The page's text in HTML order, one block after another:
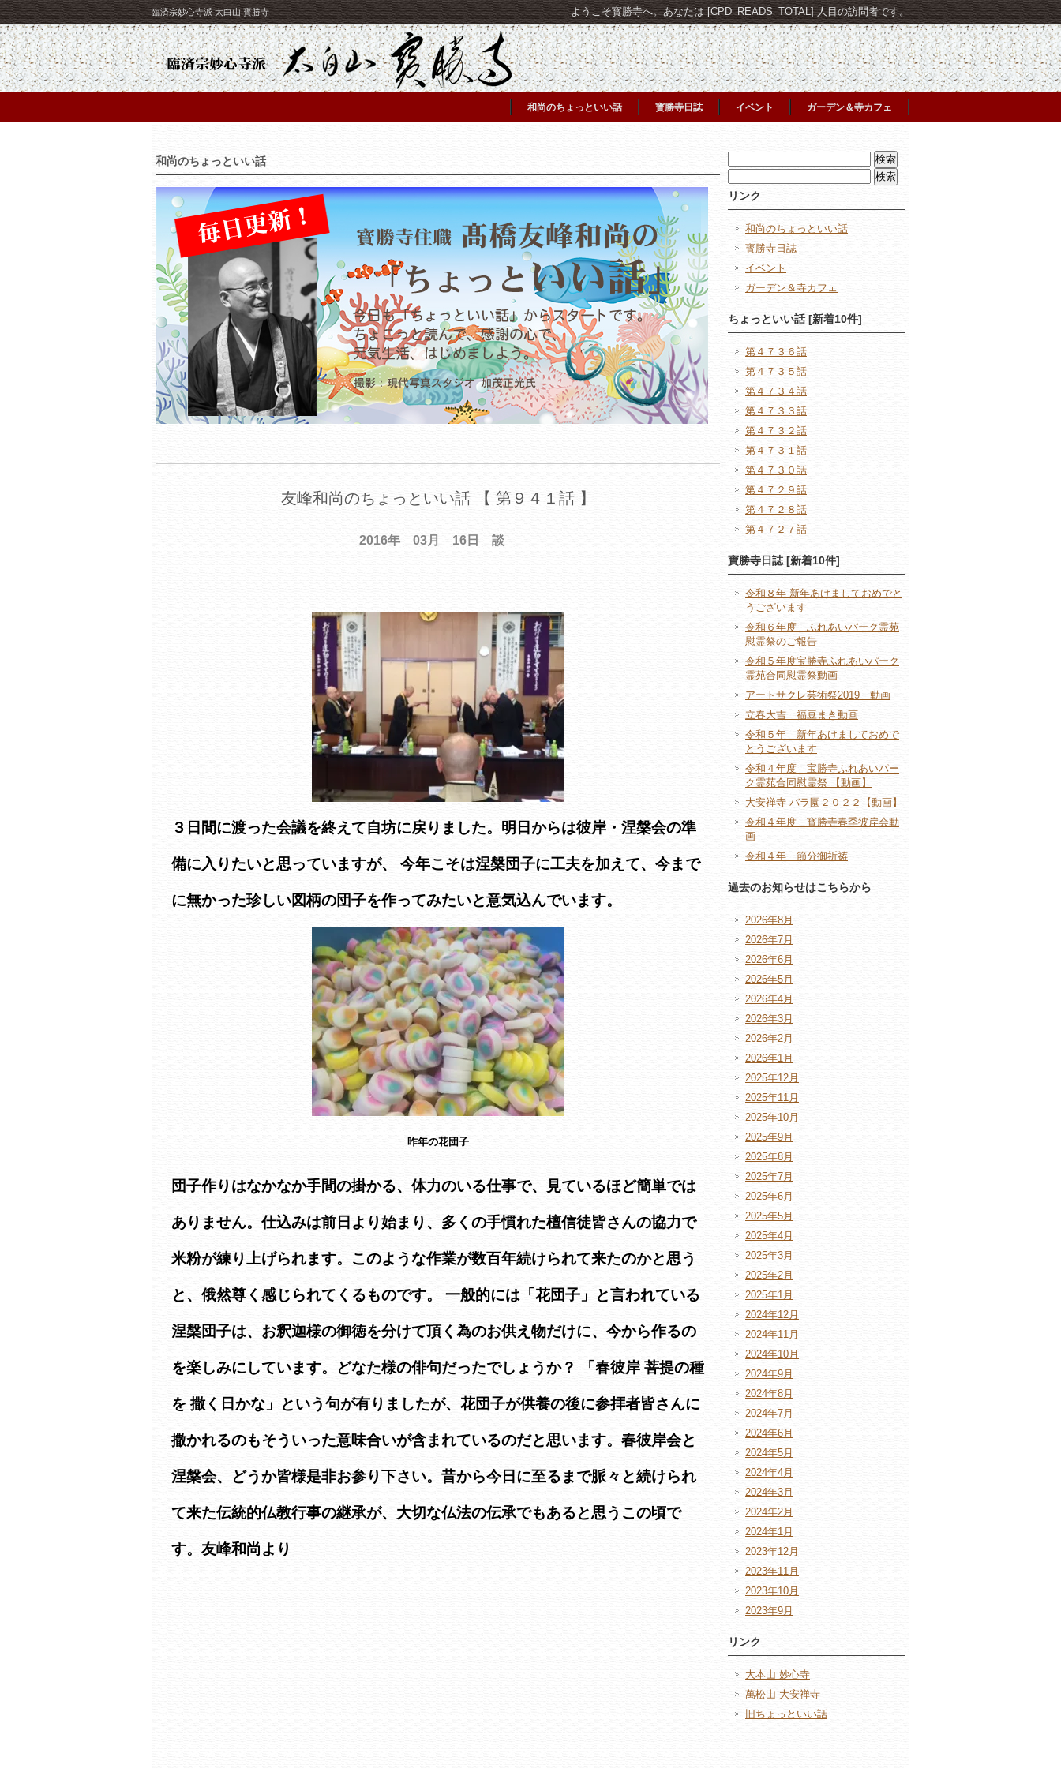
臨済宗妙心寺派 太白山 寳勝寺 ようこそ寳勝寺へ。あなたは [CPD_READS_TOTAL] 人目の訪問者です。
和尚のちょっといい話 寳勝寺日誌 イベント ガーデン＆寺カフェ
和尚のちょっといい話
友峰和尚のちょっといい話 【 第９４１話 】
2016年 03月 16日 談
３日間に渡った会議を終えて自坊に戻りました。明日からは彼岸・涅槃会の準
備に入りたいと思っていますが、 今年こそは涅槃団子に工夫を加えて、今まで
に無かった珍しい図柄の団子を作ってみたいと意気込んでいます。
昨年の花団子
団子作りはなかなか手間の掛かる、体力のいる仕事で、見ているほど簡単では
ありません。仕込みは前日より始まり、多くの手慣れた檀信徒皆さんの協力で
米粉が練り上げられます。このような作業が数百年続けられて来たのかと思う
と、俄然尊く感じられてくるものです。 一般的には「花団子」と言われている
涅槃団子は、お釈迦様の御徳を分けて頂く為のお供え物だけに、今から作るの
を楽しみにしています。どなた様の俳句だったでしょうか？ 「春彼岸 菩提の種
を 撒く日かな」という句が有りましたが、花団子が供養の後に参拝者皆さんに
撒かれるのもそういった意味合いが含まれているのだと思います。春彼岸会と
涅槃会、どうか皆様是非お参り下さい。昔から今日に至るまで脈々と続けられ
て来た伝統的仏教行事の継承が、大切な仏法の伝承でもあると思うこの頃で
す。友峰和尚より
索:
索:
リンク
和尚のちょっといい話
寳勝寺日誌
イベント
ガーデン＆寺カフェ
ちょっといい話 [新着10件]
第４７３６話
第４７３５話
第４７３４話
第４７３３話
第４７３２話
第４７３１話
第４７３０話
第４７２９話
第４７２８話
第４７２７話
寶勝寺日誌 [新着10件]
令和８年 新年あけましておめでと
うございます
令和６年度 ふれあいパーク霊苑
慰霊祭のご報告
令和５年度宝勝寺ふれあいパーク
霊苑合同慰霊祭動画
アートサクレ芸術祭2019 動画
立春大吉 福豆まき動画
令和５年 新年あけましておめで
とうございます
令和４年度 宝勝寺ふれあいパー
ク霊苑合同慰霊祭 【動画】
大安禅寺 バラ園２０２２【動画】
令和４年度 寳勝寺春季彼岸会動
画
令和４年 節分御祈祷
過去のお知らせはこちらから
2026年8月
2026年7月
2026年6月
2026年5月
2026年4月
2026年3月
2026年2月
2026年1月
2025年12月
2025年11月
2025年10月
2025年9月
2025年8月
2025年7月
2025年6月
2025年5月
2025年4月
2025年3月
2025年2月
2025年1月
2024年12月
2024年11月
2024年10月
2024年9月
2024年8月
2024年7月
2024年6月
2024年5月
2024年4月
2024年3月
2024年2月
2024年1月
2023年12月
2023年11月
2023年10月
2023年9月
リンク
大本山 妙心寺
萬松山 大安禅寺
旧ちょっといい話